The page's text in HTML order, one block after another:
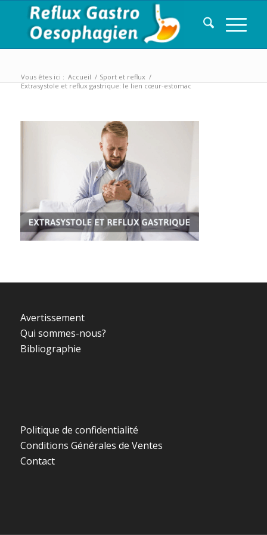
Vous êtes ici : Accueil / Sport et reflux /
Extrasystole et reflux gastrique: le lien cœur-estomac
Avertissement
Qui sommes-nous?
Bibliographie
Politique de confidentialité
Conditions Générales de Ventes
Contact